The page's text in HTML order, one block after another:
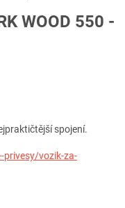
WOOD 550 -
spojení.
privesy/vozik-za-